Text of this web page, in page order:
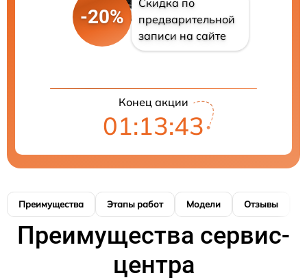
-20%
предварительной
записи на сайте
Конец акции
01:13:42
Преимущества Этапы работ Модели Отзывы
Преимущества сервис-
центра